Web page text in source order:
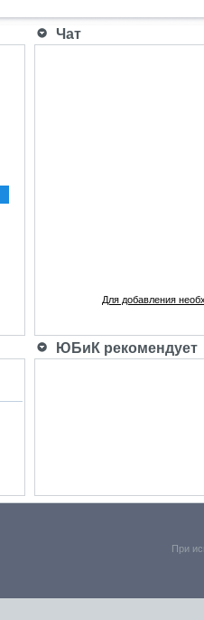
Чат
Для добавления
ЮБиК рекомендует
При